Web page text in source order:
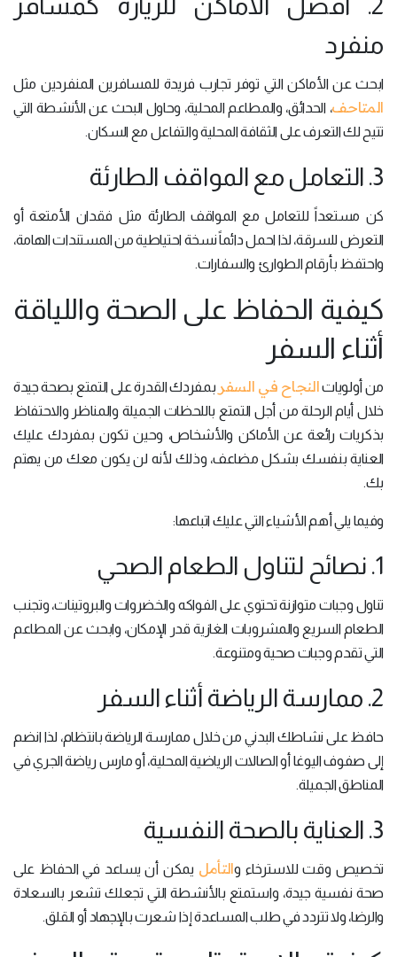
2. أفضل الأماكن للزيارة كمسافر
منفرد
ابحث عن الأماكن التي توفر تجارب فريدة للمسافرين المنفردين مثل
المتاحف، الحدائق، والمطاعم المحلية، وحاول البحث عن الأنشطة التي
تتيح لك التعرف على الثقافة المحلية والتفاعل مع السكان.
3. التعامل مع المواقف الطارئة
كن مستعداً للتعامل مع المواقف الطارئة مثل فقدان الأمتعة أو
التعرض للسرقة، لذا احمل دائماً نسخة احتياطية من المستندات الهامة،
واحتفظ بأرقام الطوارئ والسفارات.
كيفية الحفاظ على الصحة واللياقة
أثناء السفر
من أولوياتالنجاح في السفر بمفردك القدرة على التمتع بصحة جيدة
خلال أيام الرحلة من أجل التمتع باللحظات الجميلة والمناظر والاحتفاظ
بذكريات رائعة عن الأماكن والأشخاص، وحين تكون بمفردك عليك
العناية بنفسك بشكل مضاعف، وذلك لأنه لن يكون معك من يهتم
بك.
وفيما يلي أهم الأشياء التي عليك اتباعها:
1. نصائح لتناول الطعام الصحي
تناول وجبات متوازنة تحتوي على الفواكه والخضروات والبروتينات، وتجنب
الطعام السريع والمشروبات الغازية قدر الإمكان، وابحث عن المطاعم
التي تقدم وجبات صحية ومتنوعة.
2. ممارسة الرياضة أثناء السفر
حافظ على نشاطك البدني من خلال ممارسة الرياضة بانتظام، لذا انضم
إلى صفوف اليوغا أو الصالات الرياضية المحلية، أو مارس رياضة الجري في
المناطق الجميلة.
3. العناية بالصحة النفسية
تخصيص وقت للاسترخاء والتأمل يمكن أن يساعد في الحفاظ على
صحة نفسية جيدة، واستمتع بالأنشطة التي تجعلك تشعر بالسعادة
والرضا، ولا تتردد في طلب المساعدة إذا شعرت بالإجهاد أو القلق.